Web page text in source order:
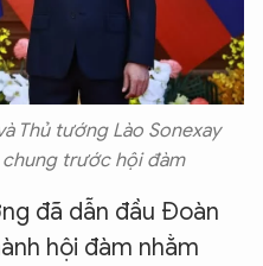
Thủ tướng Lào Sonexay
trước hội đàm
đã dẫn đầu Đoàn
hội đàm nhằm